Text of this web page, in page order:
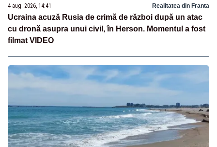
4 aug. 2026, 14:41 Realitatea din Franta
Ucraina acuză Rusia de crimă de război după un atac
cu dronă asupra unui civil, în Herson. Momentul a fost
filmat VIDEO